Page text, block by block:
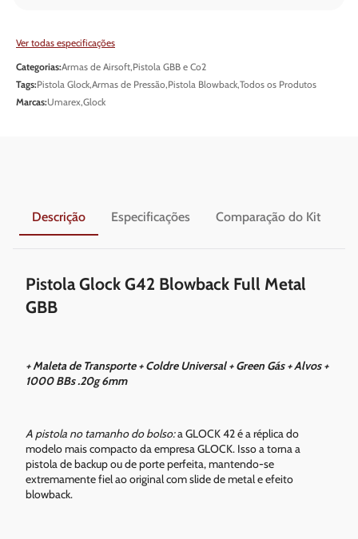
Ver todas especificações
Categorias:Armas de Airsoft,Pistola GBB e Co2
Tags:Pistola Glock,Armas de Pressão,Pistola Blowback,Todos os Produtos
Marcas:Umarex,Glock
Descrição Especificações Comparação do Kit
Pistola Glock G42 Blowback Full Metal
GBB
+ Maleta de Transporte + Coldre Universal + Green Gás + Alvos +
1000 BBs .20g 6mm
A pistola no tamanho do bolso:a GLOCK 42 é a réplica do
modelo mais compacto da empresa GLOCK. Isso a torna a
pistola de backup ou de porte perfeita, mantendo-se
extremamente fiel ao original com slide de metal e efeito
blowback.